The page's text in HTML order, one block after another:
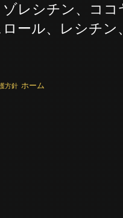
ゾレシチン、コ
ロール、レシチ
ホーム
方針